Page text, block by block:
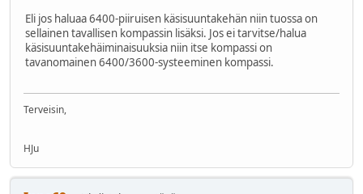
Eli jos haluaa 6400-piiruisen käsisuuntakehän niin tuossa on
sellainen tavallisen kompassin lisäksi. Jos ei tarvitse/halua
käsisuuntakehäiminaisuuksia niin itse kompassi on
tavanomainen 6400/3600-systeeminen kompassi.
Terveisin,
HJu